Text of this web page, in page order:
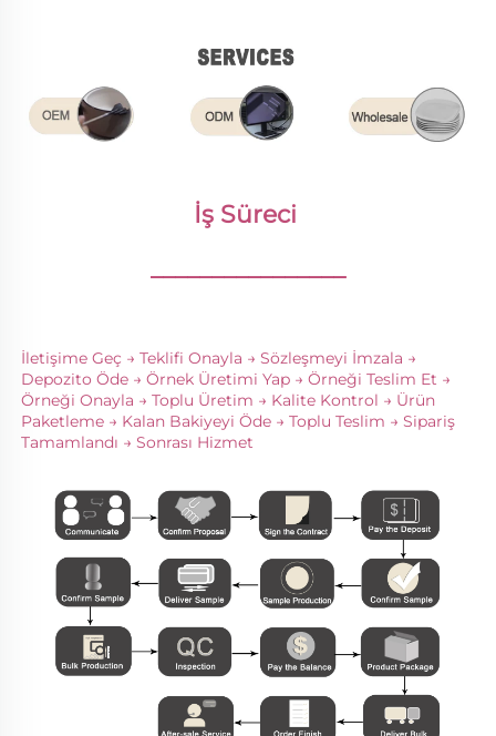
İş Süreci
________________
İletişime Geç → Teklifi Onayla → Sözleşmeyi İmzala →
Depozito Öde → Örnek Üretimi Yap → Örneği Teslim Et →
Örneği Onayla → Toplu Üretim → Kalite Kontrol → Ürün
Paketleme → Kalan Bakiyeyi Öde → Toplu Teslim → Sipariş
Tamamlandı → Sonrası Hizmet